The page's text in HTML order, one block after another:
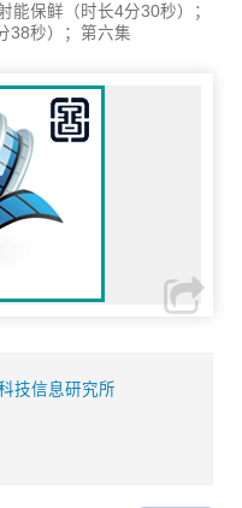
能保鲜（时长4分30秒）；
38秒）；第六集
技信息研究所